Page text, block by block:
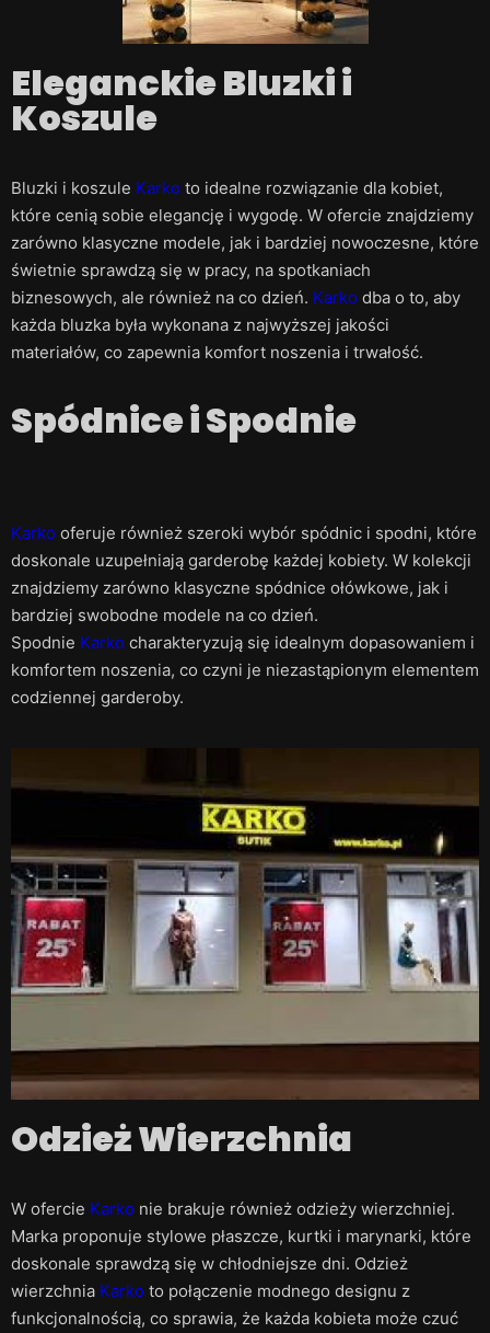
Eleganckie Bluzki i
Koszule
Bluzki i koszule Karko to idealne rozwiązanie dla kobiet,
które cenią sobie elegancję i wygodę. W ofercie znajdziemy
zarówno klasyczne modele, jak i bardziej nowoczesne, które
świetnie sprawdzą się w pracy, na spotkaniach
biznesowych, ale również na co dzień. Karko dba o to, aby
każda bluzka była wykonana z najwyższej jakości
materiałów, co zapewnia komfort noszenia i trwałość.
Spódnice i Spodnie
Karko oferuje również szeroki wybór spódnic i spodni, które
doskonale uzupełniają garderobę każdej kobiety. W kolekcji
znajdziemy zarówno klasyczne spódnice ołówkowe, jak i
bardziej swobodne modele na co dzień.
Spodnie Karko charakteryzują się idealnym dopasowaniem i
komfortem noszenia, co czyni je niezastąpionym elementem
codziennej garderoby.
Odzież Wierzchnia
W ofercie Karko nie brakuje również odzieży wierzchniej.
Marka proponuje stylowe płaszcze, kurtki i marynarki, które
doskonale sprawdzą się w chłodniejsze dni. Odzież
wierzchnia Karko to połączenie modnego designu z
funkcjonalnością, co sprawia, że każda kobieta może czuć